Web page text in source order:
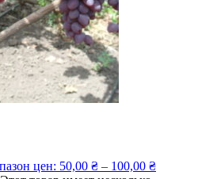
цен: 50,00 ₴ – 100,00 ₴